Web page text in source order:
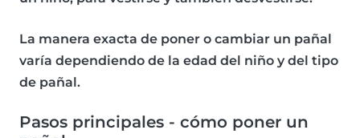
La manera exacta de poner o cambiar un pañal
varía dependiendo de la edad del niño y del tipo
de pañal.
Pasos principales - cómo poner un